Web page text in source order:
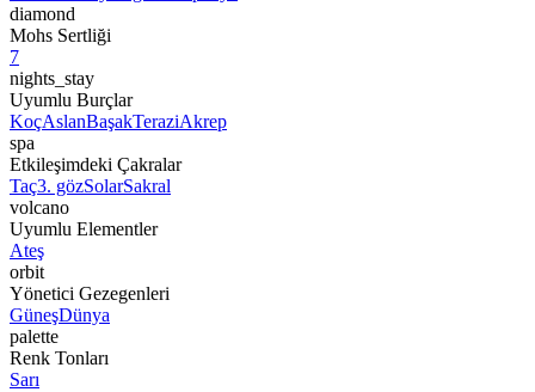
diamond
Mohs Sertliği
7
nights_stay
Uyumlu Burçlar
KoçAslanBaşakTeraziAkrep
spa
Etkileşimdeki Çakralar
Taç3. gözSolarSakral
volcano
Uyumlu Elementler
Ateş
orbit
Yönetici Gezegenleri
GüneşDünya
palette
Renk Tonları
Sarı